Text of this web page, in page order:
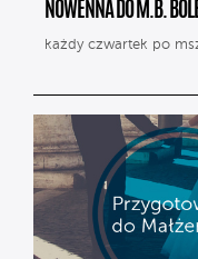
NOWENNA DO M.B.
każdy czwartek po